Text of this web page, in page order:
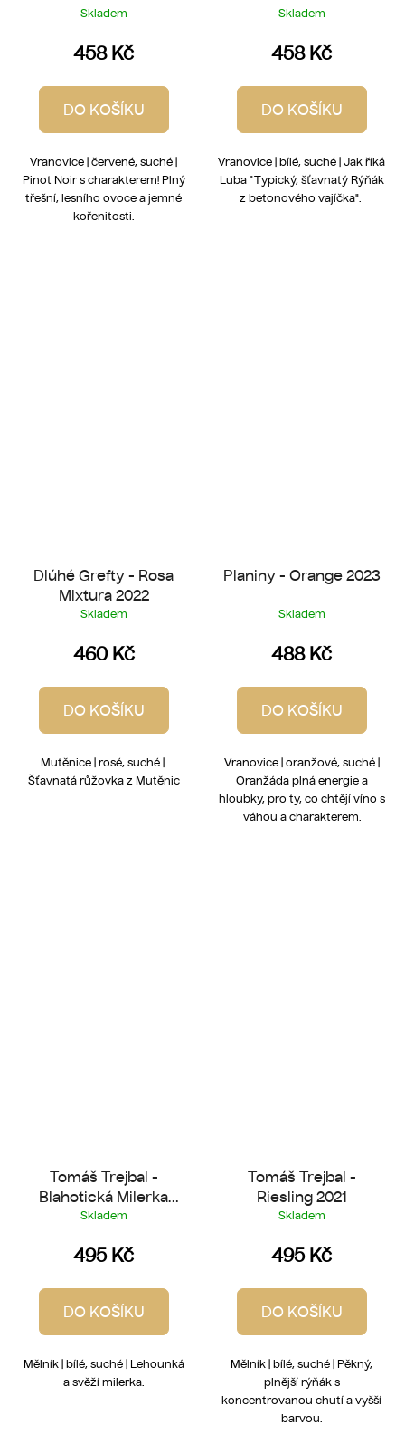
Skladem
458 Kč
DO KOŠÍKU
Vranovice | červené, suché |
Pinot Noir s charakterem! Plný
třešní, lesního ovoce a jemné
kořenitosti.
Skladem
458 Kč
DO KOŠÍKU
Vranovice | bílé, suché | Jak říká
Luba "Typický, šťavnatý Rýňák
z betonového vajíčka".
Dlúhé Grefty - Rosa
Mixtura 2022
Skladem
460 Kč
DO KOŠÍKU
Mutěnice | rosé, suché |
Šťavnatá růžovka z Mutěnic
Planiny - Orange 2023
Skladem
488 Kč
DO KOŠÍKU
Vranovice | oranžové, suché |
Oranžáda plná energie a
hloubky, pro ty, co chtějí víno s
váhou a charakterem.
Tomáš Trejbal -
Blahotická Milerka
2023
Skladem
495 Kč
DO KOŠÍKU
Mělník | bílé, suché | Lehounká
a svěží milerka.
Tomáš Trejbal -
Riesling 2021
Skladem
495 Kč
DO KOŠÍKU
Mělník | bílé, suché | Pěkný,
plnější rýňák s
koncentrovanou chutí a vyšší
barvou.